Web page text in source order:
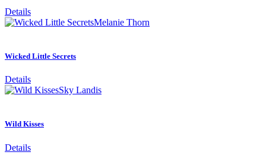
Details
Melanie Thorn
Wicked Little Secrets
Details
Sky Landis
Wild Kisses
Details